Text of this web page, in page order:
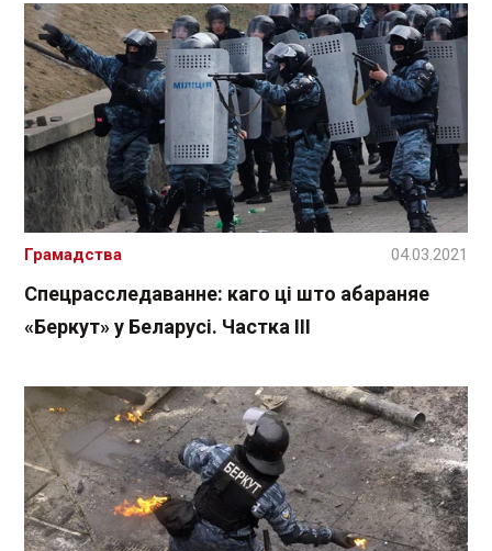
Спецрасследаванне: каго ці што абараняе
«Беркут» у Беларусі. Частка ІІІ
Грамадства 04.03.2021